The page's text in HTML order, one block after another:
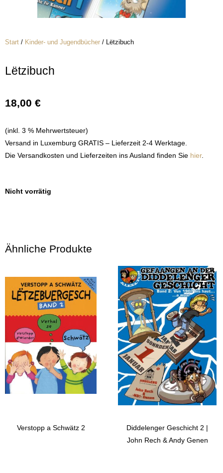
Start / Kinder- und Jugendbücher / Lëtzibuch
Lëtzibuch
18,00 €
(inkl. 3 % Mehrwertsteuer)
Versand in Luxemburg GRATIS – Lieferzeit 2-4 Werktage.
Die Versandkosten und Lieferzeiten ins Ausland finden Sie hier.
Nicht vorrätig
Ähnliche Produkte
Verstopp a Schwätz 2
Diddelenger Geschicht 2 |
John Rech & Andy Genen